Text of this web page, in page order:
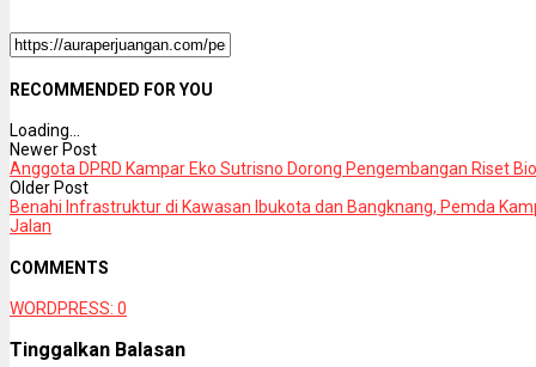
RECOMMENDED FOR YOU
Loading...
Newer Post
Anggota DPRD Kampar Eko Sutrisno Dorong Pengembangan Riset
Older Post
Benahi Infrastruktur di Kawasan Ibukota dan Bangknang, Pemda
Jalan
COMMENTS
WORDPRESS: 0
Tinggalkan Balasan